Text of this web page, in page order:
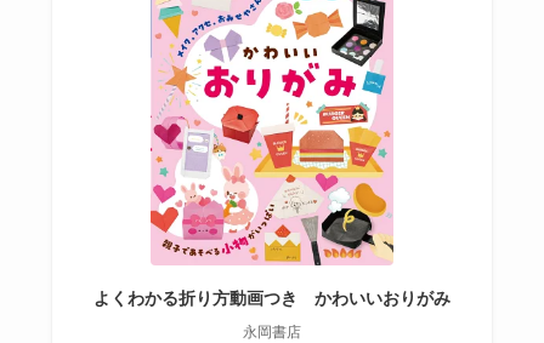
よくわかる折り方動画つき かわいいおりがみ
永岡書店